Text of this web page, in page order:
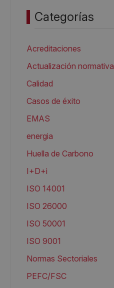
Categorías
Acreditaciones
Actualización normativa
Calidad
Casos de éxito
EMAS
energia
Huella de Carbono
I+D+i
ISO 14001
ISO 26000
ISO 50001
ISO 9001
Normas Sectoriales
PEFC/FSC